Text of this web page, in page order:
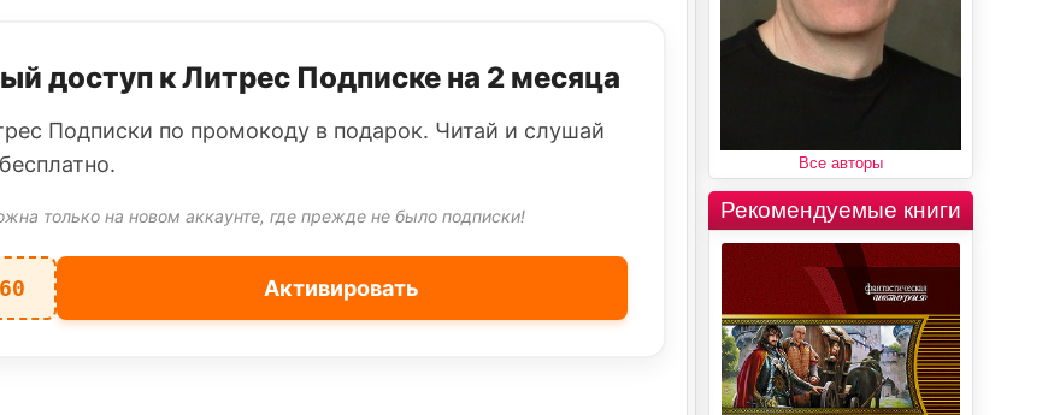
доступ к Литрес Подписке на 2 месяца
Подписки по промокоду в подарок. Читай и слушай
только на новом аккаунте, где прежде не было подписки!
Активировать
Все авторы
Рекомендуемые книги